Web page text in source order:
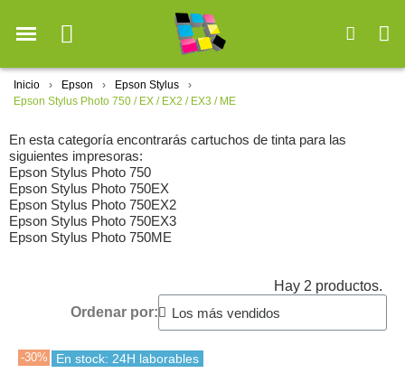
Inicio Epson
Epson Stylus
Epson Stylus Photo 750 / EX / EX2 / EX3 / ME
En esta categoría encontrarás cartuchos de tinta para las
siguientes impresoras:
Epson Stylus Photo 750
Epson Stylus Photo 750EX
Epson Stylus Photo 750EX2
Epson Stylus Photo 750EX3
Epson Stylus Photo 750ME
Hay 2 productos.
Ordenar por:
-30% En stock: 24H laborables